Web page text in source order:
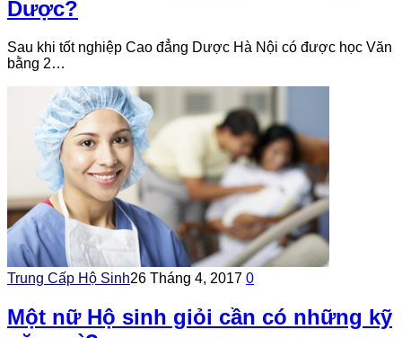
Dược?
Sau khi tốt nghiệp Cao đẳng Dược Hà Nội có được học Văn
bằng 2…
Trung Cấp Hộ Sinh26 Tháng 4, 2017 0
Một nữ Hộ sinh giỏi cần có những kỹ